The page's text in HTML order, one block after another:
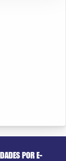
POR E-